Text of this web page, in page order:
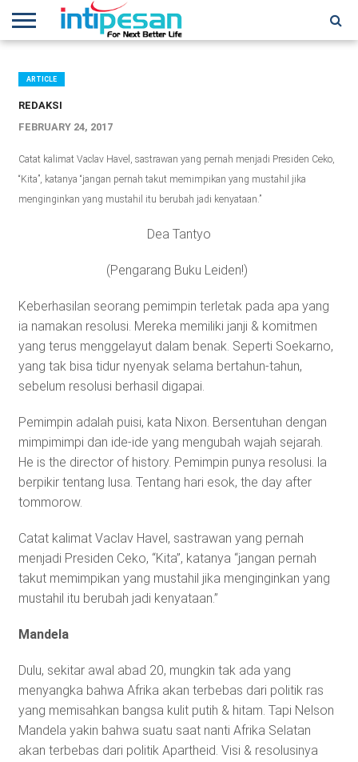
NEWS
CONFERENCES
TRAINING
IPSHOW
EVENT
IP
NETWORK
MORE
ARTICLE
REDAKSI
FEBRUARY 24, 2017
Catat kalimat Vaclav Havel, sastrawan yang pernah menjadi Presiden Ceko,
“Kita”, katanya “jangan pernah takut memimpikan yang mustahil jika
menginginkan yang mustahil itu berubah jadi kenyataan.”
Dea Tantyo
(Pengarang Buku Leiden!)
Keberhasilan seorang pemimpin terletak pada apa yang
ia namakan resolusi. Mereka memiliki janji & komitmen
yang terus menggelayut dalam benak. Seperti Soekarno,
yang tak bisa tidur nyenyak selama bertahun-tahun,
sebelum resolusi berhasil digapai.
Pemimpin adalah puisi, kata Nixon. Bersentuhan dengan
mimpimimpi dan ide-ide yang mengubah wajah sejarah.
He is the director of history. Pemimpin punya resolusi. la
berpikir tentang lusa. Tentang hari esok, the day after
tommorow.
Catat kalimat Vaclav Havel, sastrawan yang pernah
menjadi Presiden Ceko, “Kita”, katanya “jangan pernah
takut memimpikan yang mustahil jika menginginkan yang
mustahil itu berubah jadi kenyataan.”
Mandela
Dulu, sekitar awal abad 20, mungkin tak ada yang
menyangka bahwa Afrika akan terbebas dari politik ras
yang memisahkan bangsa kulit putih & hitam. Tapi Nelson
Mandela yakin bahwa suatu saat nanti Afrika Selatan
akan terbebas dari politik Apartheid. Visi & resolusinya